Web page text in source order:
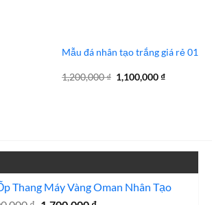
Mẫu đá nhân tạo trắng giá rẻ 01
1,200,000₫ Giá
gốc
1,100,000₫Giá
Thang Máy Vàng Oman Nhân Tạo